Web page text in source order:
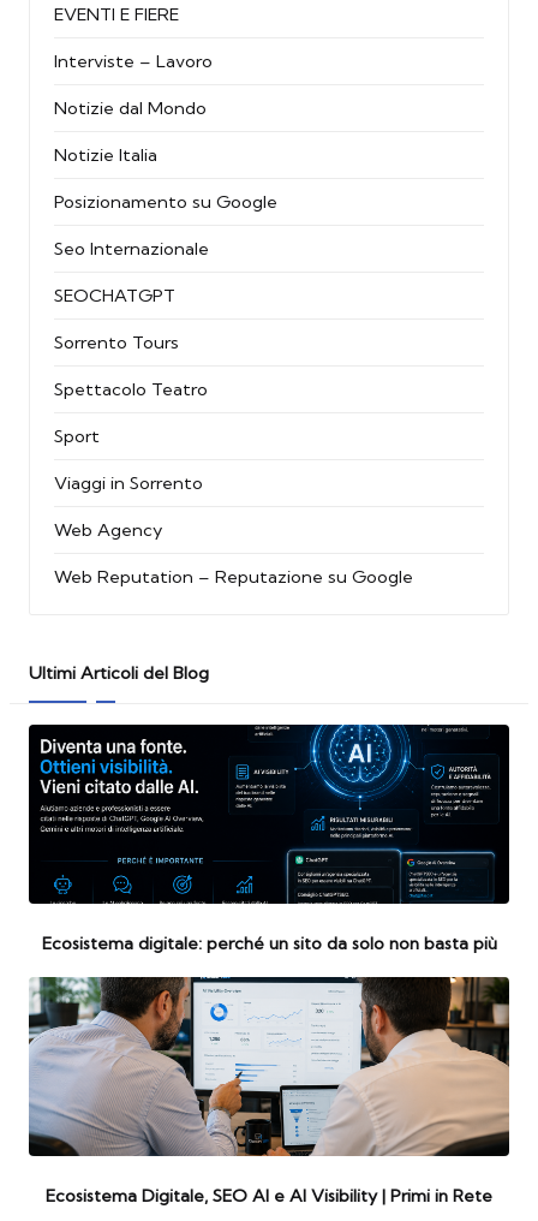
EVENTI E FIERE
Interviste – Lavoro
Notizie dal Mondo
Notizie Italia
Posizionamento su Google
Seo Internazionale
SEOCHATGPT
Sorrento Tours
Spettacolo Teatro
Sport
Viaggi in Sorrento
Web Agency
Web Reputation – Reputazione su Google
Ultimi Articoli del Blog
Ecosistema digitale: perché un sito da solo non basta più
Ecosistema Digitale, SEO AI e AI Visibility | Primi in Rete